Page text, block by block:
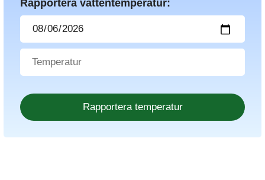
Rapportera vattentemperatur: